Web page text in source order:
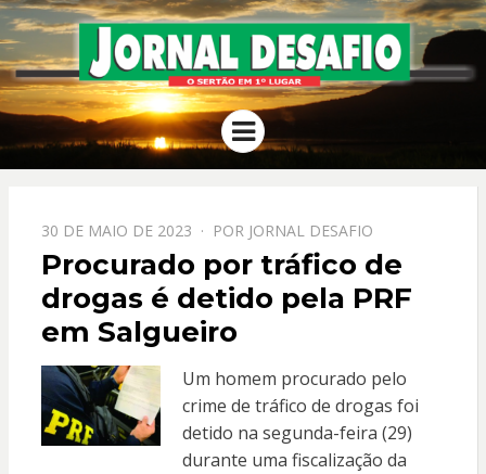
JORNAL
DESAFIO
O Sertão em 1º Lugar
Menu
PPOSTADO
EM
30 DE MAIO DE 2023 POR JORNAL DESAFIO
Procurado por tráfico de
drogas é detido pela PRF
em Salgueiro
Um homem procurado pelo
crime de tráfico de drogas foi
detido na segunda-feira (29)
durante uma fiscalização da